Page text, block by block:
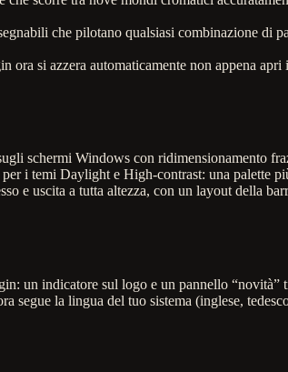
che pilotano qualsiasi combinazione di
ora si azzera automaticamente non appena apri
schermi Windows con ridimensionamento
i temi Daylight e High-contrast: una palette
e uscita a tutta altezza, con un layout della
un indicatore sul logo e un pannello
segue la lingua del tuo sistema (inglese,